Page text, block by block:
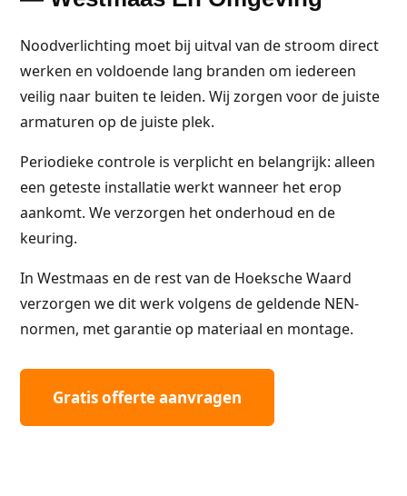
Noodverlichting moet bij uitval van de stroom direct
werken en voldoende lang branden om iedereen
veilig naar buiten te leiden. Wij zorgen voor de juiste
armaturen op de juiste plek.
Periodieke controle is verplicht en belangrijk: alleen
een geteste installatie werkt wanneer het erop
aankomt. We verzorgen het onderhoud en de
keuring.
In Westmaas en de rest van de Hoeksche Waard
verzorgen we dit werk volgens de geldende NEN-
normen, met garantie op materiaal en montage.
Gratis offerte aanvragen